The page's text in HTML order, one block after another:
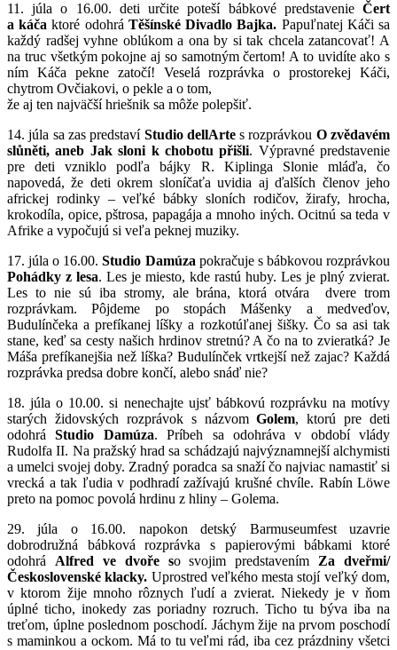
11. júla o 16.00. deti určite poteší bábkové predstavenie Čert
a káča ktoré odohrá Těšínské Divadlo Bajka. Papuľnatej Káči sa
každý radšej vyhne oblúkom a ona by si tak chcela zatancovať! A
na truc všetkým pokojne aj so samotným čertom! A to uvidíte ako s
ním Káča pekne zatočí! Veselá rozprávka o prostorekej Káči,
chytrom Ovčiakovi, o pekle a o tom,
že aj ten najväčší hriešnik sa môže polepšiť.
14. júla sa zas predstaví Studio dellArtes rozprávkou O zvědavém
slůněti, aneb Jak sloni k chobotu přišli. Výpravné predstavenie
pre deti vzniklo podľa bájky R. Kiplinga Slonie mláďa, čo
napovedá, že deti okrem sloníčaťa uvidia aj ďalších členov jeho
africkej rodinky – veľké bábky sloních rodičov, žirafy, hrocha,
krokodíla, opice, pštrosa, papagája a mnoho iných. Ocitnú sa teda v
Afrike a vypočujú si veľa peknej muziky.
17. júla o 16.00.Studio Damúza pokračuje s bábkovou rozprávkou
Pohádky z lesa. Les je miesto, kde rastú huby. Les je plný zvierat.
Les to nie sú iba stromy, ale brána, ktorá otvára dvere trom
rozprávkam. Pôjdeme po stopách Mášenky a medveďov,
Budulínčeka a prefíkanej líšky a rozkotúľanej šišky. Čo sa asi tak
stane, keď sa cesty našich hrdinov stretnú? A čo na to zvieratká? Je
Máša prefíkanejšia než líška? Budulínček vrtkejší než zajac? Každá
rozprávka predsa dobre končí, alebo snáď nie?
18. júla o 10.00. si nenechajte ujsť bábkovú rozprávku na motívy
starých židovských rozprávok s názvomGolem, ktorú pre deti
odohráStudio Damúza. Príbeh sa odohráva v období vlády
Rudolfa II. Na pražský hrad sa schádzajú najvýznamnejší alchymisti
a umelci svojej doby. Zradný poradca sa snaží čo najviac namastiť si
vrecká a tak ľudia v podhradí zažívajú krušné chvíle. Rabín Löwe
preto na pomoc povolá hrdinu z hliny – Golema.
29. júla o 16.00. napokon detský Barmuseumfest uzavrie
dobrodružná bábková rozprávka s papierovými bábkami ktoré
odohrá Alfred ve dvoře so svojim predstavením Za dveřmi/
Československé klacky. Uprostred veľkého mesta stojí veľký dom,
v ktorom žije mnoho rôznych ľudí a zvierat. Niekedy je v ňom
úplné ticho, inokedy zas poriadny rozruch. Ticho tu býva iba na
treťom, úplne poslednom poschodí. Jáchym žije na prvom poschodí
s maminkou a ockom. Má to tu veľmi rád, iba cez prázdniny všetci